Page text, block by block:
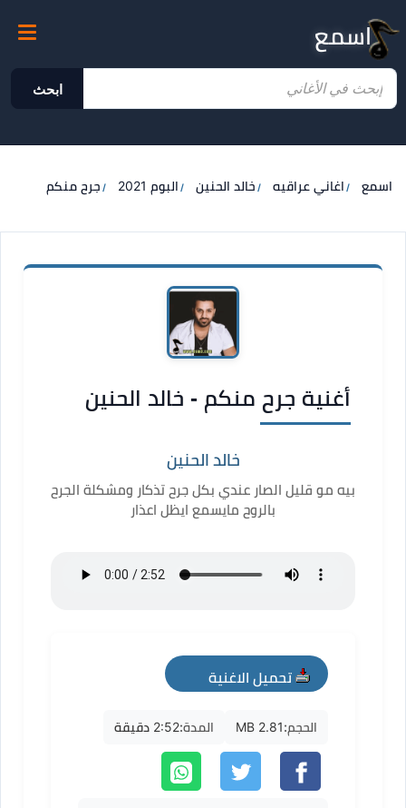
اسمع
ابحث
اسمع اغاني عراقيه خالد الحنين البوم 2021 جرح منكم
أغنية جرح منكم - خالد الحنين
خالد الحنين
بيه مو قليل الصار عندي بكل جرح تذكار ومشكلة الجرح
بالروح مايسمع ايظل اعذار
تحميل الاغنية
mp3
الحجم:2.81 MB المدة:2:52 دقيقة